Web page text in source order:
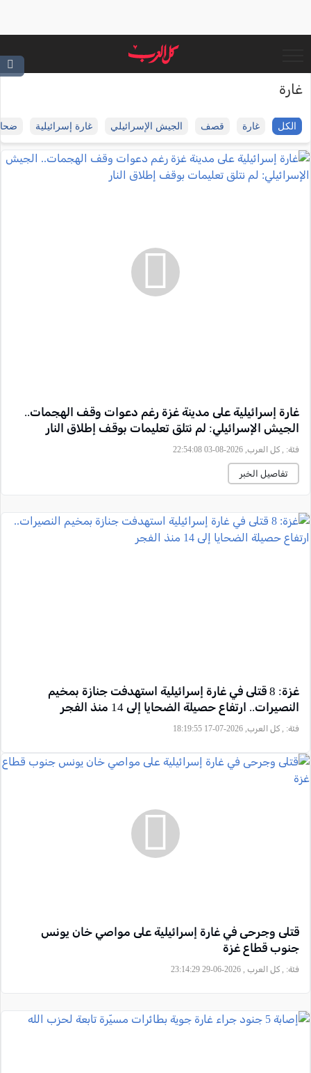
غارة
الكل غارة قصف الجيش الإسرائيلي غارة إسرائيلية
غارة إسرائيلية على مدينة غزة رغم دعوات وقف الهجمات..
الجيش الإسرائيلي: لم نتلق تعليمات بوقف إطلاق النار
فئة: , كل العرب, 2026-08-03 22:54:08
تفاصيل الخبر
غزة: 8 قتلى في غارة إسرائيلية استهدفت جنازة بمخيم
النصيرات.. ارتفاع حصيلة الضحايا إلى 14 منذ الفجر
فئة: , كل العرب, 2026-07-17 18:19:55
قتلى وجرحى في غارة إسرائيلية على مواصي خان يونس
جنوب قطاع غزة
فئة: , كل العرب , 2026-06-29 23:14:29